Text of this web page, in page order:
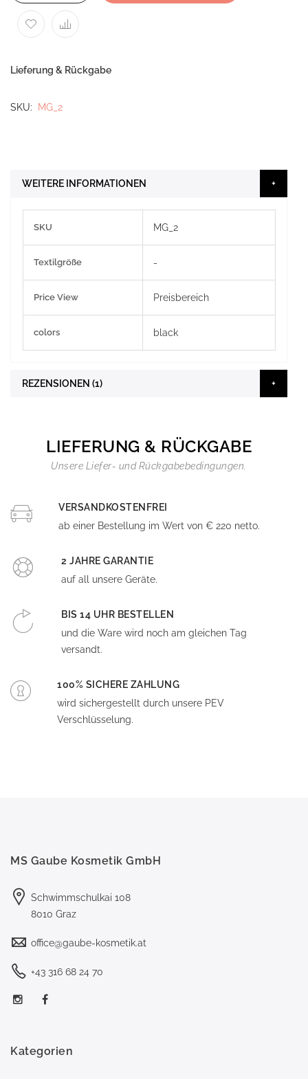
Lieferung & Rückgabe
SKU MG_2
WEITERE INFORMATIONEN
Informationen
SKU MG_2
Textilgröße -
Price View Preisbereich
colors black
REZENSIONEN 1
LIEFERUNG & RÜCKGABE
Unsere Liefer- und Rückgabebedingungen.
VERSANDKOSTENFREI
ab einer Bestellung im Wert von € 220 netto.
2 JAHRE GARANTIE
auf all unsere Geräte.
BIS 14 UHR BESTELLEN
und die Ware wird noch am gleichen Tag
versandt.
100% SICHERE ZAHLUNG
wird sichergestellt durch unsere PEV
Verschlüsselung.
MS Gaube Kosmetik GmbH
Schwimmschulkai 108
8010 Graz
office@gaube-kosmetik.at
+43 316 68 24 70
Kategorien